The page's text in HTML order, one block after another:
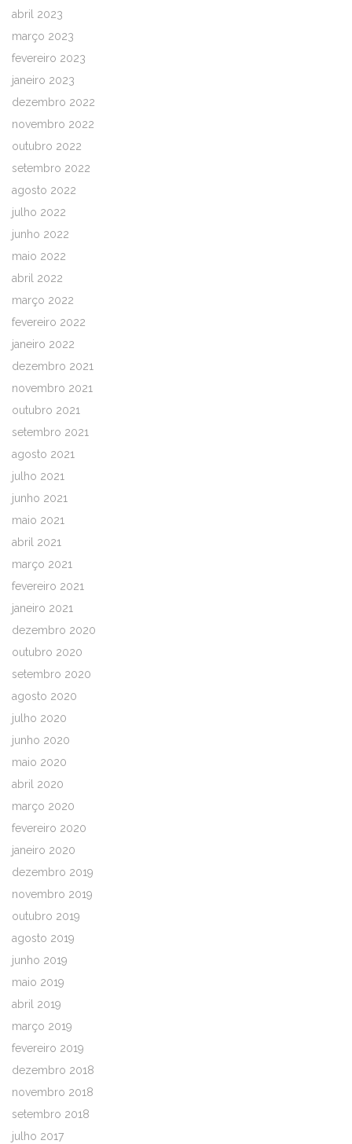
abril 2023
março 2023
fevereiro 2023
janeiro 2023
dezembro 2022
novembro 2022
outubro 2022
setembro 2022
agosto 2022
julho 2022
junho 2022
maio 2022
abril 2022
março 2022
fevereiro 2022
janeiro 2022
dezembro 2021
novembro 2021
outubro 2021
setembro 2021
agosto 2021
julho 2021
junho 2021
maio 2021
abril 2021
março 2021
fevereiro 2021
janeiro 2021
dezembro 2020
outubro 2020
setembro 2020
agosto 2020
julho 2020
junho 2020
maio 2020
abril 2020
março 2020
fevereiro 2020
janeiro 2020
dezembro 2019
novembro 2019
outubro 2019
agosto 2019
junho 2019
maio 2019
abril 2019
março 2019
fevereiro 2019
dezembro 2018
novembro 2018
setembro 2018
julho 2017